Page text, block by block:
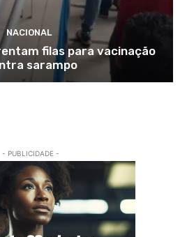
NACIONAL
filas para vacinação
sarampo
- PUBLICIDADE -